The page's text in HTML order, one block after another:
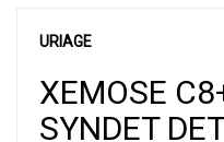
URIAGE
XEMOSE
SYNDET